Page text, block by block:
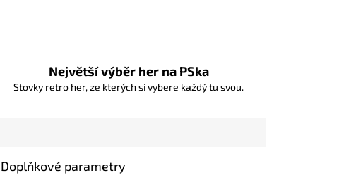
Největší výběr her na PSka
Stovky retro her, ze kterých si vybere každý tu svou.
Doplňkové parametry